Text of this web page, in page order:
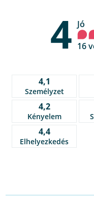
4 Jó
16
4,1
Személyzet
4,2
Kényelem
4,4
Elhelyezkedés